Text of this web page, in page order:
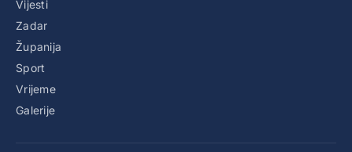
Vijesti
Zadar
Županija
Sport
Vrijeme
Galerije